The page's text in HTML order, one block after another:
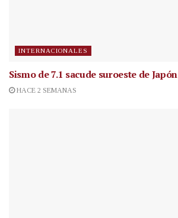
INTERNACIONALES
Sismo de 7.1 sacude suroeste de Japón
HACE 2 SEMANAS